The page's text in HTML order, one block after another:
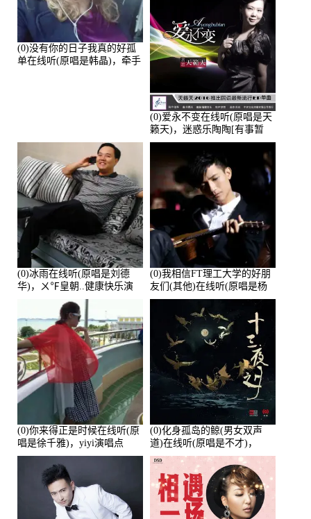
(0)没有你的日子我真的好孤
单在线听(原唱是韩晶)，牵手
(0)爱永不变在线听(原唱是天
籁天)，迷惑乐陶陶[有事暂
离]演唱点播:27678次
(0)冰雨在线听(原唱是刘德
华)，ㄨ℉皇朝..健康快乐演
(0)我相信FT理工大学的好朋
友们(其他)在线听(原唱是杨
培安)，老乔演唱点播:23714
(0)你来得正是时候在线听(原
唱是徐千雅)，yiyi演唱点
播:21991次
(0)化身孤岛的鲸(男女双声
道)在线听(原唱是不才)，
HGBai演唱点播:19428次